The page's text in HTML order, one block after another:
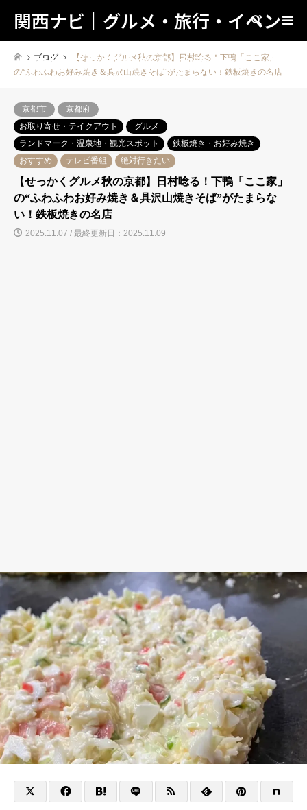
関西ナビ｜グルメ・旅行・イベン
トの地域情報の総合検索サイト！
検索
ブログ
【せっかくグルメ秋の京都】日村唸る！下鴨「ここ家」
の“ふわふわお好み焼き＆具沢山焼きそば”がたまらない！鉄板焼きの名店
京都市
京都府
お取り寄せ・テイクアウト
グルメ
ランドマーク・温泉地・観光スポット
鉄板焼き・お好み焼き
おすすめ
テレビ番組 絶対行きたい
【せっかくグルメ秋の京都】日村唸る！下鴨「ここ家」
の“ふわふわお好み焼き＆具沢山焼きそば”がたまらな
い！鉄板焼きの名店
2025.11.07 / 最終更新日：2025.11.09